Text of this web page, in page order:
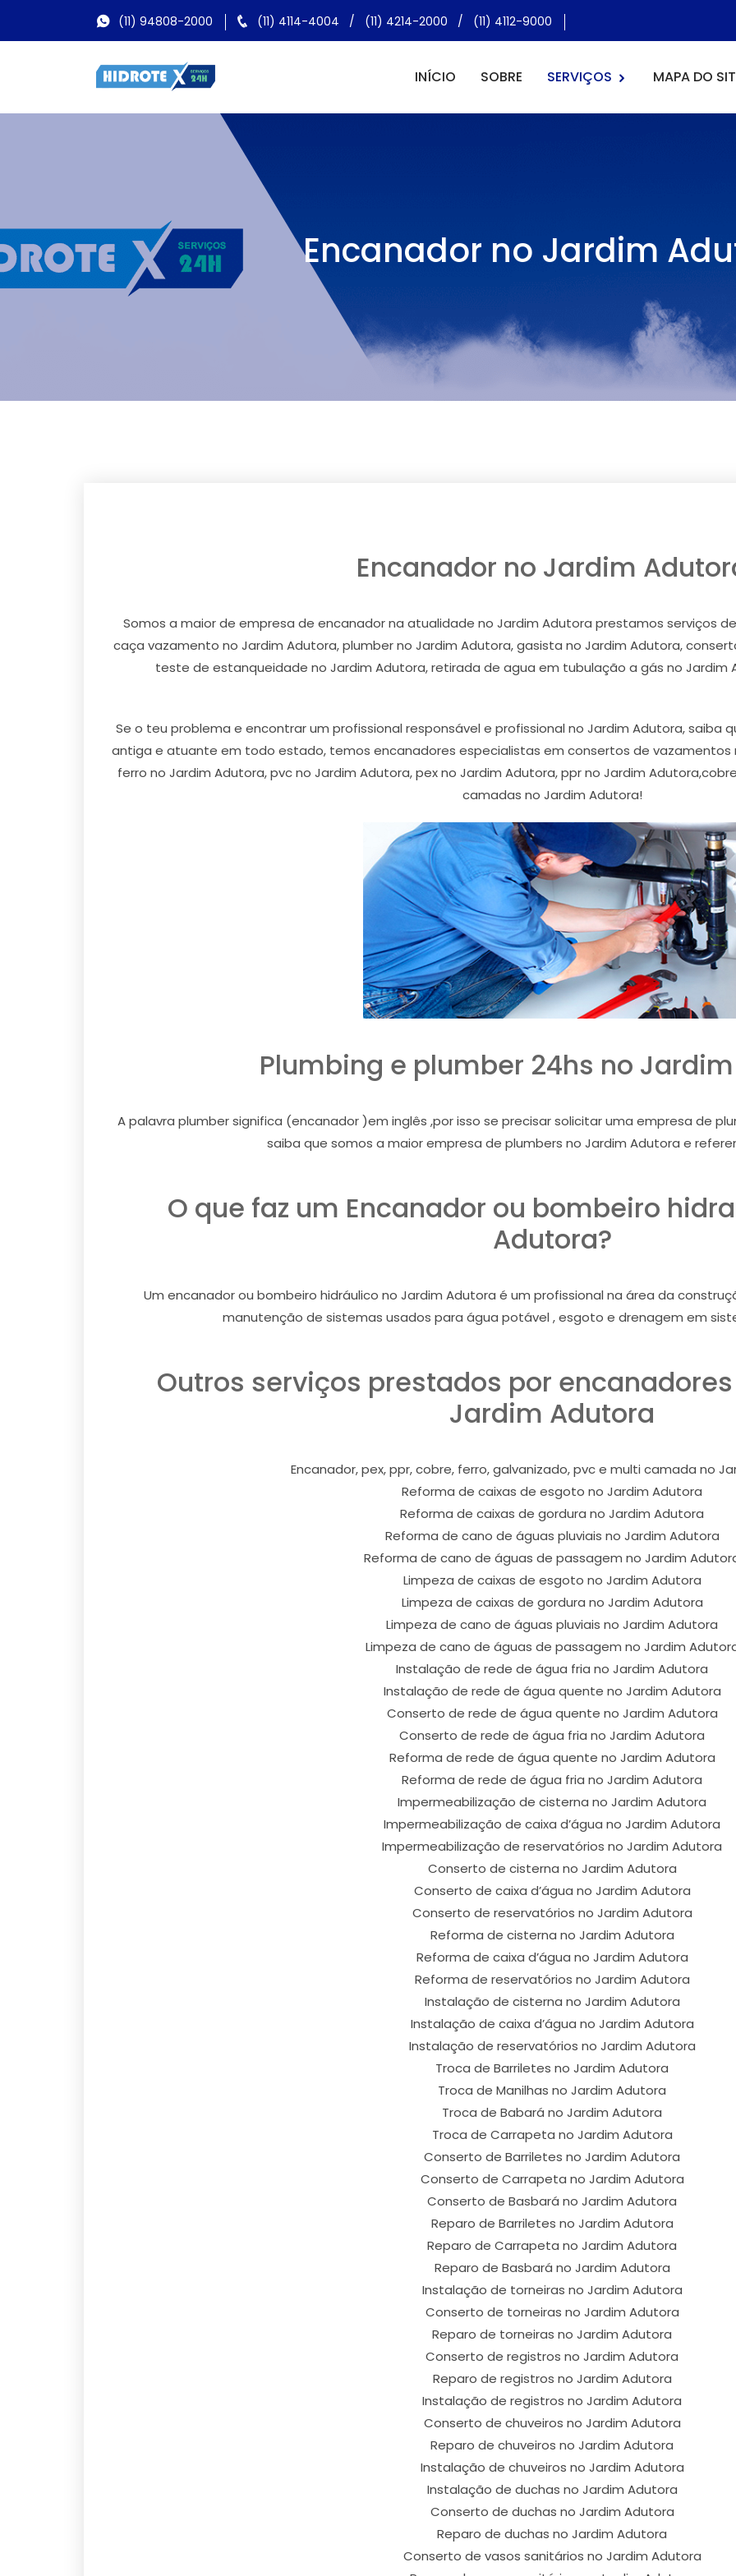
(11) 94808-2000 (11) 4114-4004 / (11) 4214-2000 / (11) 4112-9000
INÍCIO SOBRE SERVIÇOS MAPA DO
Encanador no Jardim
Encanador no Jardim
Somos a maior de empresa de encanador na atualidade no Jardim Adutora prestamos serviços
caça vazamento no Jardim Adutora, plumber no Jardim Adutora, gasista no Jardim Adutora,
teste de estanqueidade no Jardim Adutora, retirada de agua em tubulação a gás no Jardim
Se o teu problema e encontrar um profissional responsável e profissional no Jardim Adutora, saiba
antiga e atuante em todo estado, temos encanadores especialistas em consertos de vazamentos
ferro no Jardim Adutora, pvc no Jardim Adutora, pex no Jardim Adutora, ppr no Jardim
camadas no Jardim Adutora!
Plumbing e plumber 24hs no
A palavra plumber significa (encanador )em inglês ,por isso se precisar solicitar uma empresa de
saiba que somos a maior empresa de plumbers no Jardim Adutora e
O que faz um Encanador ou bombeiro
Adutora?
Um encanador ou bombeiro hidráulico no Jardim Adutora é um profissional na área da
manutenção de sistemas usados para água potável , esgoto e drenagem em
Outros serviços prestados por
Jardim Adutora
Encanador, pex, ppr, cobre, ferro, galvanizado, pvc e multi camada no
Reforma de caixas de esgoto no Jardim Adutora
Reforma de caixas de gordura no Jardim Adutora
Reforma de cano de águas pluviais no Jardim Adutora
Reforma de cano de águas de passagem no Jardim
Limpeza de caixas de esgoto no Jardim Adutora
Limpeza de caixas de gordura no Jardim Adutora
Limpeza de cano de águas pluviais no Jardim Adutora
Limpeza de cano de águas de passagem no Jardim
Instalação de rede de água fria no Jardim Adutora
Instalação de rede de água quente no Jardim Adutora
Conserto de rede de água quente no Jardim Adutora
Conserto de rede de água fria no Jardim Adutora
Reforma de rede de água quente no Jardim Adutora
Reforma de rede de água fria no Jardim Adutora
Impermeabilização de cisterna no Jardim Adutora
Impermeabilização de caixa d’água no Jardim Adutora
Impermeabilização de reservatórios no Jardim Adutora
Conserto de cisterna no Jardim Adutora
Conserto de caixa d’água no Jardim Adutora
Conserto de reservatórios no Jardim Adutora
Reforma de cisterna no Jardim Adutora
Reforma de caixa d’água no Jardim Adutora
Reforma de reservatórios no Jardim Adutora
Instalação de cisterna no Jardim Adutora
Instalação de caixa d’água no Jardim Adutora
Instalação de reservatórios no Jardim Adutora
Troca de Barriletes no Jardim Adutora
Troca de Manilhas no Jardim Adutora
Troca de Babará no Jardim Adutora
Troca de Carrapeta no Jardim Adutora
Conserto de Barriletes no Jardim Adutora
Conserto de Carrapeta no Jardim Adutora
Conserto de Basbará no Jardim Adutora
Reparo de Barriletes no Jardim Adutora
Reparo de Carrapeta no Jardim Adutora
Reparo de Basbará no Jardim Adutora
Instalação de torneiras no Jardim Adutora
Conserto de torneiras no Jardim Adutora
Reparo de torneiras no Jardim Adutora
Conserto de registros no Jardim Adutora
Reparo de registros no Jardim Adutora
Instalação de registros no Jardim Adutora
Conserto de chuveiros no Jardim Adutora
Reparo de chuveiros no Jardim Adutora
Instalação de chuveiros no Jardim Adutora
Instalação de duchas no Jardim Adutora
Conserto de duchas no Jardim Adutora
Reparo de duchas no Jardim Adutora
Conserto de vasos sanitários no Jardim Adutora